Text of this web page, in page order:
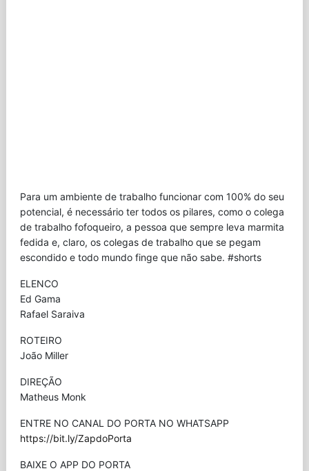
Para um ambiente de trabalho funcionar com 100% do seu
potencial, é necessário ter todos os pilares, como o colega
de trabalho fofoqueiro, a pessoa que sempre leva marmita
fedida e, claro, os colegas de trabalho que se pegam
escondido e todo mundo finge que não sabe. #shorts
ELENCO
Ed Gama
Rafael Saraiva
ROTEIRO
João Miller
DIREÇÃO
Matheus Monk
ENTRE NO CANAL DO PORTA NO WHATSAPP
https://bit.ly/ZapdoPorta
BAIXE O APP DO PORTA